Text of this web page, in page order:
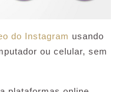
do Instagram usando
ou celular, sem